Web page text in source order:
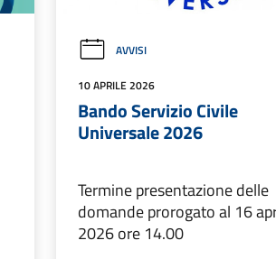
AVVISI
10 APRILE 2026
Bando Servizio Civile
Universale 2026
Termine presentazione delle
domande prorogato al 16
2026 ore 14.00